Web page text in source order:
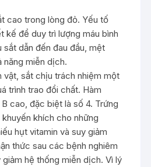
cao trong lòng đỏ. Yếu tố
kế để duy trì lượng máu bình
sắt dẫn đến đau đầu, mệt
năng miễn dịch.
vật, sắt chịu trách nhiệm một
trình trao đổi chất. Hàm
cao, đặc biệt là số 4. Trứng
khích cho những
hụt vitamin và suy giảm
thức sau các bệnh nghiêm
hệ thống miễn dịch. Vì lý